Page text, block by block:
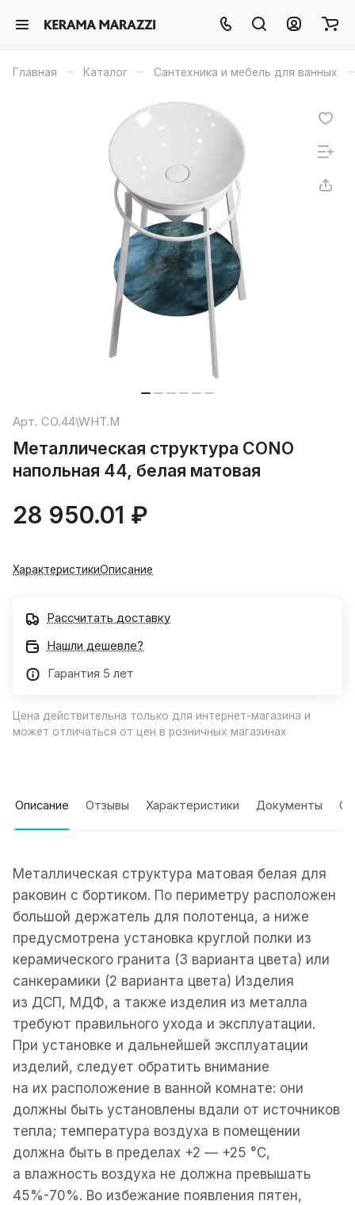
Главная – Каталог – Сантехника и мебель для ванных –
Арт. CO.44\WHT.M
Металлическая структура CONO
напольная 44, белая матовая
28 950.01 ₽
ХарактеристикиОписание
Рассчитать доставку
Нашли дешевле?
Гарантия 5 лет
Цена действительна только для интернет-магазина и
может отличаться от цен в розничных магазинах
Описание Отзывы Характеристики Документы
Металлическая структура матовая белая для
раковин с бортиком. По периметру расположен
большой держатель для полотенца, а ниже
предусмотрена установка круглой полки из
керамического гранита (3 варианта цвета) или
санкерамики (2 варианта цвета) Изделия
из ДСП, МДФ, а также изделия из металла
требуют правильного ухода и эксплуатации.
При установке и дальнейшей эксплуатации
изделий, следует обратить внимание
на их расположение в ванной комнате: они
должны быть установлены вдали от источников
тепла; температура воздуха в помещении
должна быть в пределах +2 — +25 °С,
а влажность воздуха не должна превышать
45%-70%. Во избежание появления пятен,